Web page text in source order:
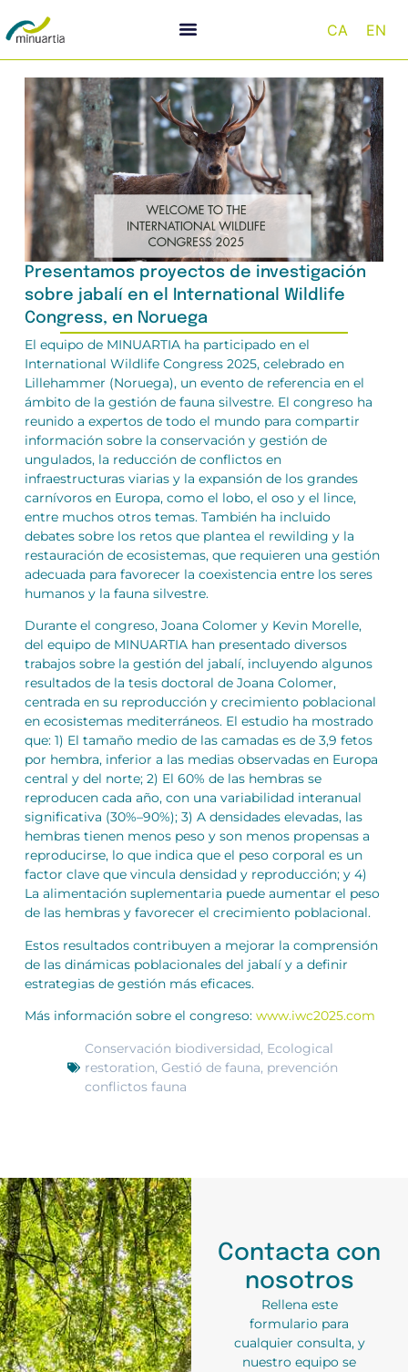
CA EN
Presentamos proyectos de investigación
sobre jabalí en el International Wildlife
Congress, en Noruega
El equipo de MINUARTIA ha participado en el
International Wildlife Congress 2025, celebrado en
Lillehammer (Noruega), un evento de referencia en el
ámbito de la gestión de fauna silvestre. El congreso ha
reunido a expertos de todo el mundo para compartir
información sobre la conservación y gestión de
ungulados, la reducción de conflictos en
infraestructuras viarias y la expansión de los grandes
carnívoros en Europa, como el lobo, el oso y el lince,
entre muchos otros temas. También ha incluido
debates sobre los retos que plantea el rewilding y la
restauración de ecosistemas, que requieren una gestión
adecuada para favorecer la coexistencia entre los seres
humanos y la fauna silvestre.
Durante el congreso, Joana Colomer y Kevin Morelle,
del equipo de MINUARTIA han presentado diversos
trabajos sobre la gestión del jabalí, incluyendo algunos
resultados de la tesis doctoral de Joana Colomer,
centrada en su reproducción y crecimiento poblacional
en ecosistemas mediterráneos. El estudio ha mostrado
que: 1) El tamaño medio de las camadas es de 3,9 fetos
por hembra, inferior a las medias observadas en Europa
central y del norte; 2) El 60% de las hembras se
reproducen cada año, con una variabilidad interanual
significativa (30%–90%); 3) A densidades elevadas, las
hembras tienen menos peso y son menos propensas a
reproducirse, lo que indica que el peso corporal es un
factor clave que vincula densidad y reproducción; y 4)
La alimentación suplementaria puede aumentar el peso
de las hembras y favorecer el crecimiento poblacional.
Estos resultados contribuyen a mejorar la comprensión
de las dinámicas poblacionales del jabalí y a definir
estrategias de gestión más eficaces.
Más información sobre el congreso: www.iwc2025.com
Conservación biodiversidad, Ecological
restoration,Gestió de fauna, prevención
conflictos fauna
Contacta con
nosotros
Rellena este
formulario para
cualquier consulta, y
nuestro equipo se